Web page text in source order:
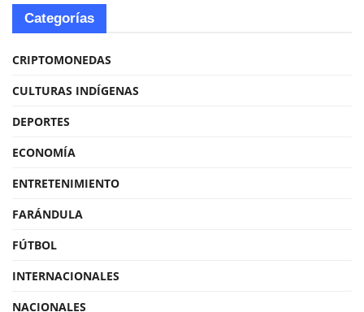
Categorías
CRIPTOMONEDAS
CULTURAS INDÍGENAS
DEPORTES
ECONOMÍA
ENTRETENIMIENTO
FARÁNDULA
FÚTBOL
INTERNACIONALES
NACIONALES